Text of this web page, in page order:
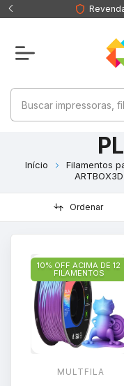
Início
Filamentos
ARTBOX3D
Ordenar
10% OFF ACIMA DE 12
FILAMENTOS
MULTFILA